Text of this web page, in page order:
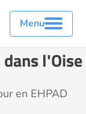
Menu
l'Oise
en EHPAD